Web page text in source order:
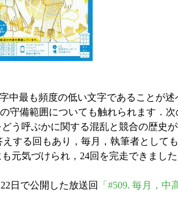
最も頻度の低い文字であることが
備範囲についても触れられます．
呼ぶかに関する混乱と競合の歴史
する回もあり，毎月，執筆者として
気づけられ，24回を完走できまし
日で公開した放送回 「#509. 毎月，